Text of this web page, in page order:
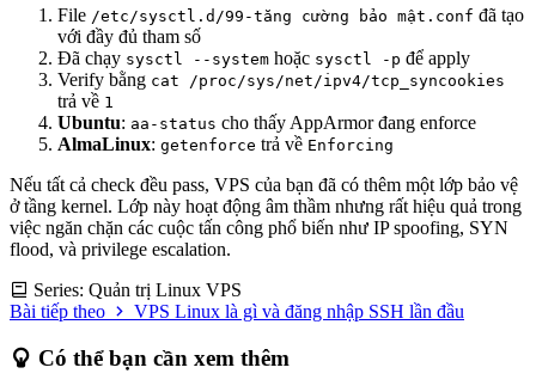
File /etc/sysctl.d/99-tăng cường bảo mật.conf đã tạo
với đầy đủ tham số
Đã chạy sysctl --system hoặc sysctl -p để apply
Verify bằng cat /proc/sys/net/ipv4/tcp_syncookies
trả về 1
Ubuntu: aa-status cho thấy AppArmor đang enforce
AlmaLinux: getenforce trả về Enforcing
Nếu tất cả check đều pass, VPS của bạn đã có thêm một lớp bảo vệ
ở tầng kernel. Lớp này hoạt động âm thầm nhưng rất hiệu quả trong
việc ngăn chặn các cuộc tấn công phổ biến như IP spoofing, SYN
flood, và privilege escalation.
Series: Quản trị Linux VPS
Bài tiếp theo
VPS Linux là gì và đăng nhập SSH lần đầu
Có thể bạn cần xem thêm